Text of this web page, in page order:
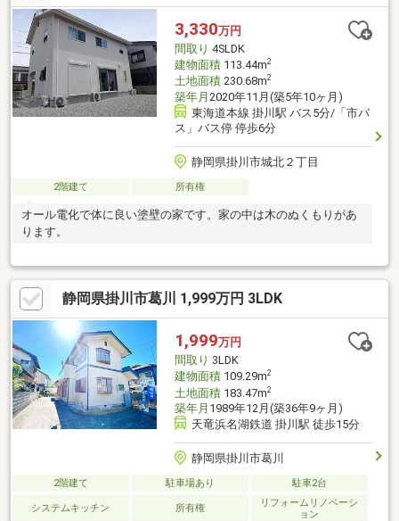
3,330万円
間取り 4SLDK
建物面積113.44m2
土地面積230.68m2
築年月 2020年11月(築5年10ヶ月)
東海道本線 掛川駅 バス5分/「市バ
ス」バス停 停歩6分
静岡県掛川市城北２丁目
2階建て 所有権
オール電化で体に良い塗壁の家です。家の中は木のぬくもりがあ
ります。
静岡県掛川市葛川 1,999万円 3LDK
1,999万円
間取り 3LDK
建物面積109.29m2
土地面積183.47m2
築年月 1989年12月(築36年9ヶ月)
天竜浜名湖鉄道 掛川駅 徒歩15分
静岡県掛川市葛川
2階建て 駐車場あり 駐車2台
システムキッチン 所有権
リフォームリノベーシ
ョン